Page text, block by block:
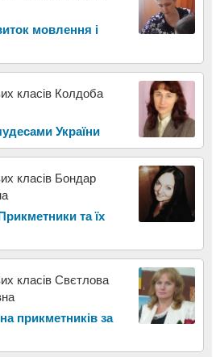
мовлення і
класів Колдоба
України
класів Бондар
та їх
класів Свєтлова
прикметників за